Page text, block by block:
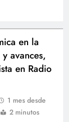
en la
avances,
en Radio
1 mes desde
2 minutos